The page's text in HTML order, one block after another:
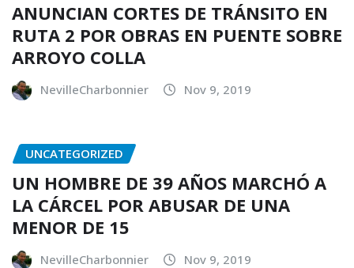
ANUNCIAN CORTES DE TRÁNSITO EN
RUTA 2 POR OBRAS EN PUENTE SOBRE
ARROYO COLLA
NevilleCharbonnier Nov 9, 2019
UNCATEGORIZED
UN HOMBRE DE 39 AÑOS MARCHÓ A
LA CÁRCEL POR ABUSAR DE UNA
MENOR DE 15
NevilleCharbonnier Nov 9, 2019